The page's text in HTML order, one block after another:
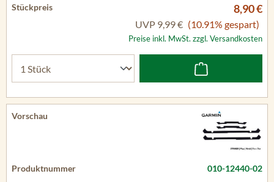
8,90 €
UVP 9,99 € (10.91% gespart)
Preise inkl. MwSt. zzgl. Versandkosten
010-12440-02